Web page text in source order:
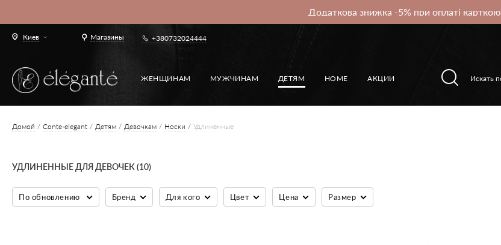
Додаткова знижка -5% при оплаті карткою
Киев Магазины +380732024444
ЖЕНЩИНАМ МУЖЧИНАМ ДЕТЯМ HOME АКЦИИ
Домой Conte-elegant Детям Девочкам Носки Удлиненные
УДЛИНЕННЫЕ ДЛЯ ДЕВОЧЕК (10)
По обновлению Бренд Для кого Цвет Цена Размер